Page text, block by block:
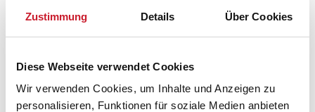
Zustimmung Details Über Cookies
Diese Webseite verwendet Cookies
Wir verwenden Cookies, um Inhalte und Anzeigen zu
personalisieren, Funktionen für soziale Medien anbieten